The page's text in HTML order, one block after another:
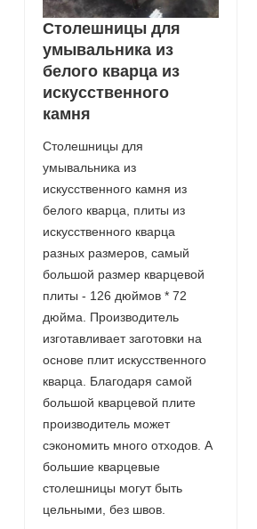
Столешницы для
умывальника из
белого кварца из
искусственного
камня
Столешницы для
умывальника из
искусственного камня из
белого кварца, плиты из
искусственного кварца
разных размеров, самый
большой размер кварцевой
плиты - 126 дюймов * 72
дюйма. Производитель
изготавливает заготовки на
основе плит искусственного
кварца. Благодаря самой
большой кварцевой плите
производитель может
сэкономить много отходов. А
большие кварцевые
столешницы могут быть
цельными, без швов.